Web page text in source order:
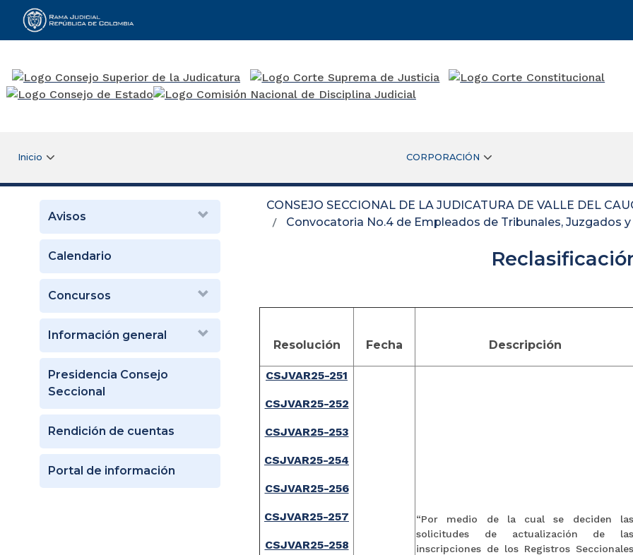
Rama Judicial
Inicio CORPORACIÓN
Avisos
Calendario
Concursos
Información general
Presidencia Consejo
Seccional
Rendición de cuentas
Portal de información
CONSEJO SECCIONAL DE LA JUDICATURA DE VALLE DEL
Convocatoria No.4 de Empleados de Tribunales, Juzgados
Resolución Fecha Descripción
CSJVAR25-251
CSJVAR25-252
CSJVAR25-253
CSJVAR25-254
CSJVAR25-256
CSJVAR25-257
CSJVAR25-258
“Por medio de la cual se deciden las
solicitudes de actualización de las
inscripciones de los Registros Seccionales